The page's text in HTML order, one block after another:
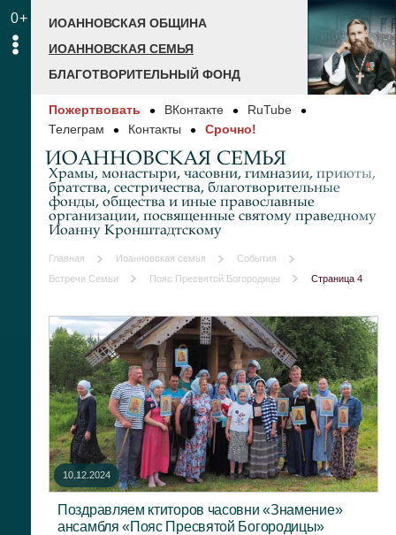
0+
ИОАННОВСКАЯ ОБЩИНА
ИОАННОВСКАЯ СЕМЬЯ
БЛАГОТВОРИТЕЛЬНЫЙ ФОНД
Пожертвовать ВКонтакте
RuTube
Телеграм
Контакты Срочно!
ИОАННОВСКАЯ СЕМЬЯ
Храмы, монастыри, часовни, гимназии, приюты,
братства, сестричества, благотворительные
фонды, общества и иные православные
организации, посвященные святому праведному
Иоанну Кронштадтскому
Главная Иоанновская семья
События
Встречи Семьи
Пояс Пресвятой Богородицы Страница 4
10.12.2024
Поздравляем ктиторов часовни «Знамение»
ансамбля «Пояс Пресвятой Богородицы»